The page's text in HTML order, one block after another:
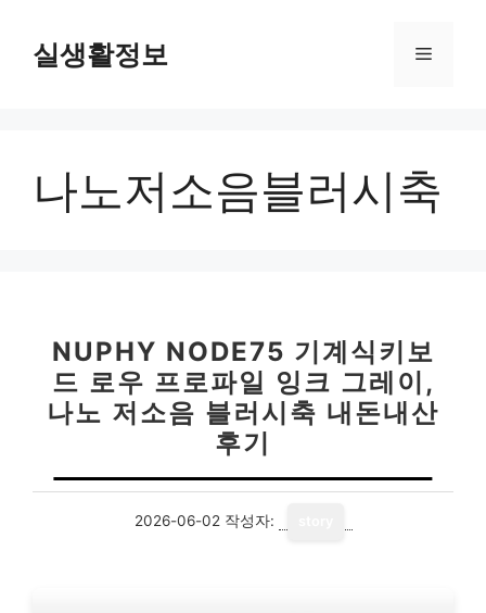
실생활정보 메
나노저소음블러시축
NUPHY NODE75 기계식키보
드 로우 프로파일 잉크 그레이,
나노 저소음 블러시축 내돈내산
후기
2026-06-02 작성자: